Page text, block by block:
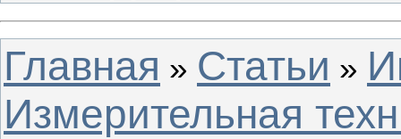
Главная » Статьи »
Измерительная